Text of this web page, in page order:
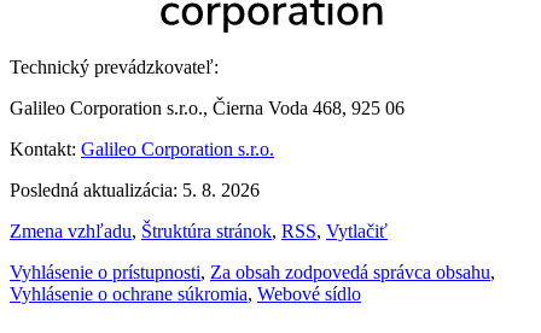
Technický prevádzkovateľ:
Galileo Corporation s.r.o., Čierna Voda 468, 925 06
Kontakt: Galileo Corporation s.r.o.
Posledná aktualizácia: 5. 8. 2026
Zmena vzhľadu, Štruktúra stránok, RSS, Vytlačiť
Vyhlásenie o prístupnosti, Za obsah zodpovedá správca obsahu,
Vyhlásenie o ochrane súkromia, Webové sídlo